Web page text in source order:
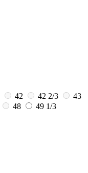
42 42 2/3
43
48
49 1/3